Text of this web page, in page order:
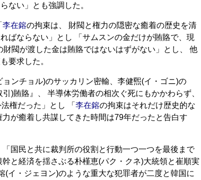
ない」とも強調した。
李在鎔の拘束は、 財閥と権力の隠密な癒着の歴史を清
ばならない」とし 「サムスンの金だけが賄賂で、現
閥が渡した金は賄賂ではないはずがない」とし、 他
要求した。
ョンチョル)のサッカリン密輸、李健煕(イ・ゴニ)の
引)賄賂』、 半導体労働者の相次ぐ死にもかかわらず、
権だった」とし 「李在鎔の拘束はそれだけ歴史的な
が癒着し共謀してきた時間は79年だったと告白す
国民と共に裁判所の役割と行動一つ一つを最後まで
と経済を揺さぶる朴槿恵(パク・クネ)大統領と崔順実
(イ・ジェヨン)のような重大な犯罪者が二度と韓国に